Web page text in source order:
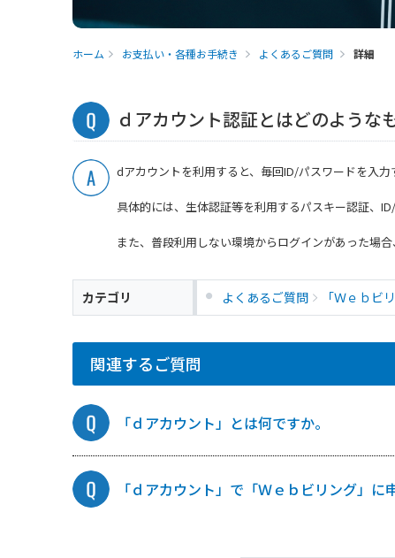
ホーム お支払い・各種お手続き よくあるご質問 詳細
ｄアカウント認証とはどのような
dアカウントを利用すると、毎回ID/パスワードを入
具体的には、生体認証等を利用するパスキー認証、
また、普段利用しない環境からログインがあった場
カテゴリ よくあるご質問 「Ｗｅｂビ
関連するご質問
「ｄアカウント」とは何ですか。
「ｄアカウント」で「Ｗｅｂビリング」